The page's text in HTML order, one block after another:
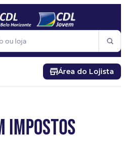
Área do Lojista
IMPOSTOS